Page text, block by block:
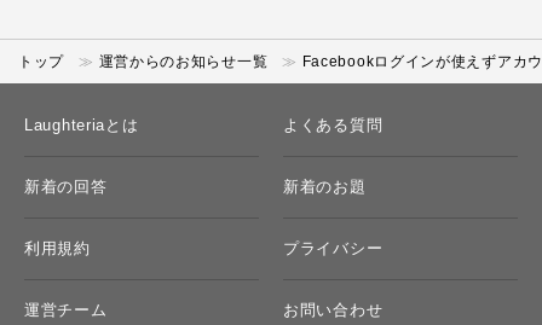
トップ 運営からのお知らせ一覧 Facebookログインが使えずアカ
Laughteriaとは よくある質問
新着の回答 新着のお題
利用規約 プライバシー
運営チーム お問い合わせ